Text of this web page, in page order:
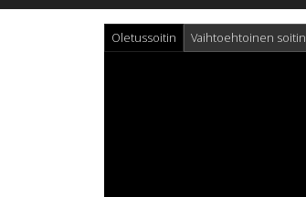
Oletussoitin Vaihtoehtoinen soitin